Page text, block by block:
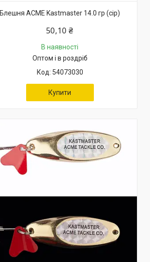
Блешня ACME Kastmaster 14.0 гр (сір)
50,10 ₴
В наявності
Оптом і в роздріб
54073030
Купити